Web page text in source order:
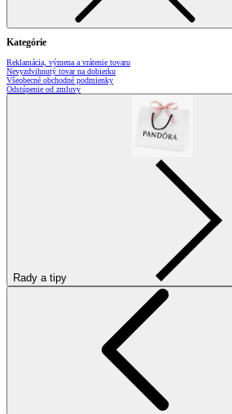
Kategórie
Reklamácia, výmena a vrátenie tovaru
Nevyzdvihnutý tovar na dobierku
Všeobecné obchodné podmienky
Odstúpenie od zmluvy
Rady a tipy